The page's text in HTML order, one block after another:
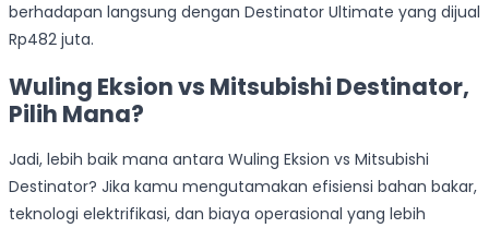
berhadapan langsung dengan Destinator Ultimate yang dijual
Rp482 juta.
Wuling Eksion vs Mitsubishi Destinator,
Pilih Mana?
Jadi, lebih baik mana antara Wuling Eksion vs Mitsubishi
Destinator? Jika kamu mengutamakan efisiensi bahan bakar,
teknologi elektrifikasi, dan biaya operasional yang lebih